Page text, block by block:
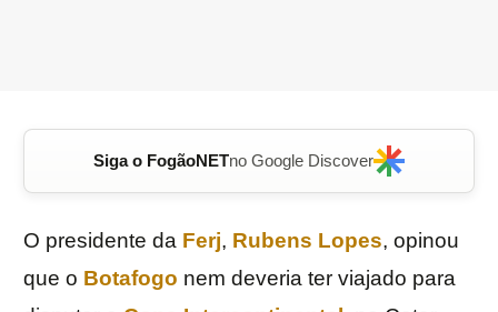
Siga o FogãoNETno Google Discover
O presidente da Ferj, Rubens Lopes, opinou
que o Botafogo nem deveria ter viajado para